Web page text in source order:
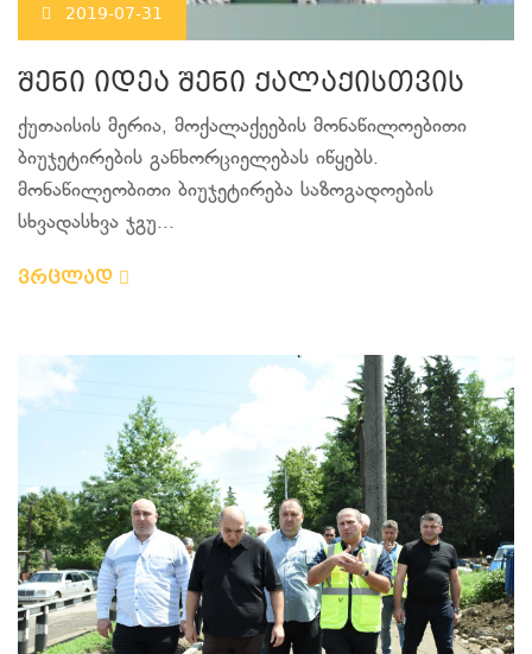
2019-07-31
შენი იდეა შენი ქალაქისთვის
ქუთაისის მერია, მოქალაქეების მონაწილოებითი
ბიუჯეტირების განხორციელებას იწყებს.
მონაწილეობითი ბიუჯეტირება საზოგადოების
სხვადასხვა ჯგუ...
ვრცლად